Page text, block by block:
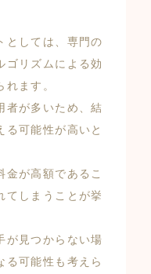
としては、専門の
ゴリズムによる効
ます。
者が多いため、結
る可能性が高いと
が高額であるこ
てしまうことが挙
が見つからない場
る可能性も考えら